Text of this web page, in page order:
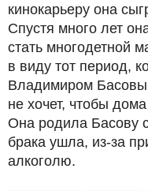
кинокарьеру она
Спустя много лет
стать многодетной
в виду тот период,
Владимиром
не хочет, чтобы
Она родила Басову
брака ушла, из-за
алкоголю.